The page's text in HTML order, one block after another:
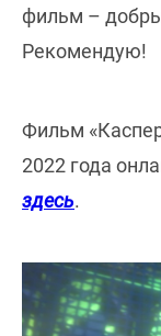
фильм –
Рекомендую!
Фильм
2022 года
здесь.